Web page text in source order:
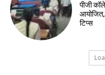
पीजी
टिप्स